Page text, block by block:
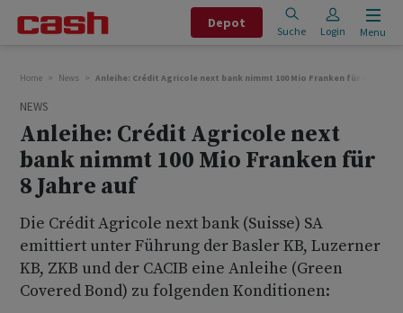
Depot
Suche Login Menu
Home News Anleihe: Crédit Agricole next bank nimmt 100 Mio Franken für 8 Jahre
NEWS
Anleihe: Crédit Agricole next
bank nimmt 100 Mio Franken für
8 Jahre auf
Die Crédit Agricole next bank (Suisse) SA
emittiert unter Führung der Basler KB, Luzerner
KB, ZKB und der CACIB eine Anleihe (Green
Covered Bond) zu folgenden Konditionen: